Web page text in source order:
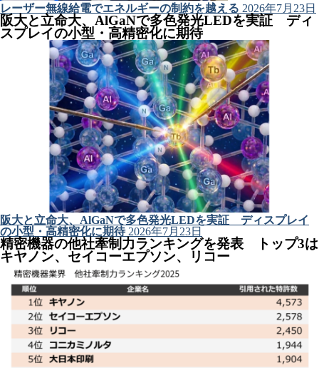
レーザー無線給電でエネルギーの制約を越える 2026年7月23日
阪大と立命大、AlGaNで多色発光LEDを実証 ディ
スプレイの小型・高精密化に期待
阪大と立命大、AlGaNで多色発光LEDを実証 ディスプレイ
の小型・高精密化に期待 2026年7月23日
精密機器の他社牽制力ランキングを発表 トップ3は
キヤノン、セイコーエプソン、リコー